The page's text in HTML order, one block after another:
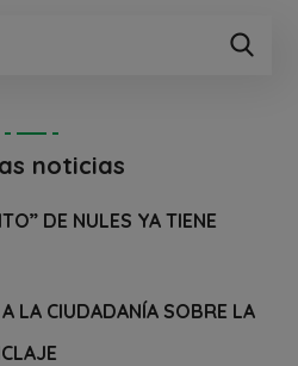
noticias
DE NULES YA TIENE
LA CIUDADANÍA SOBRE LA